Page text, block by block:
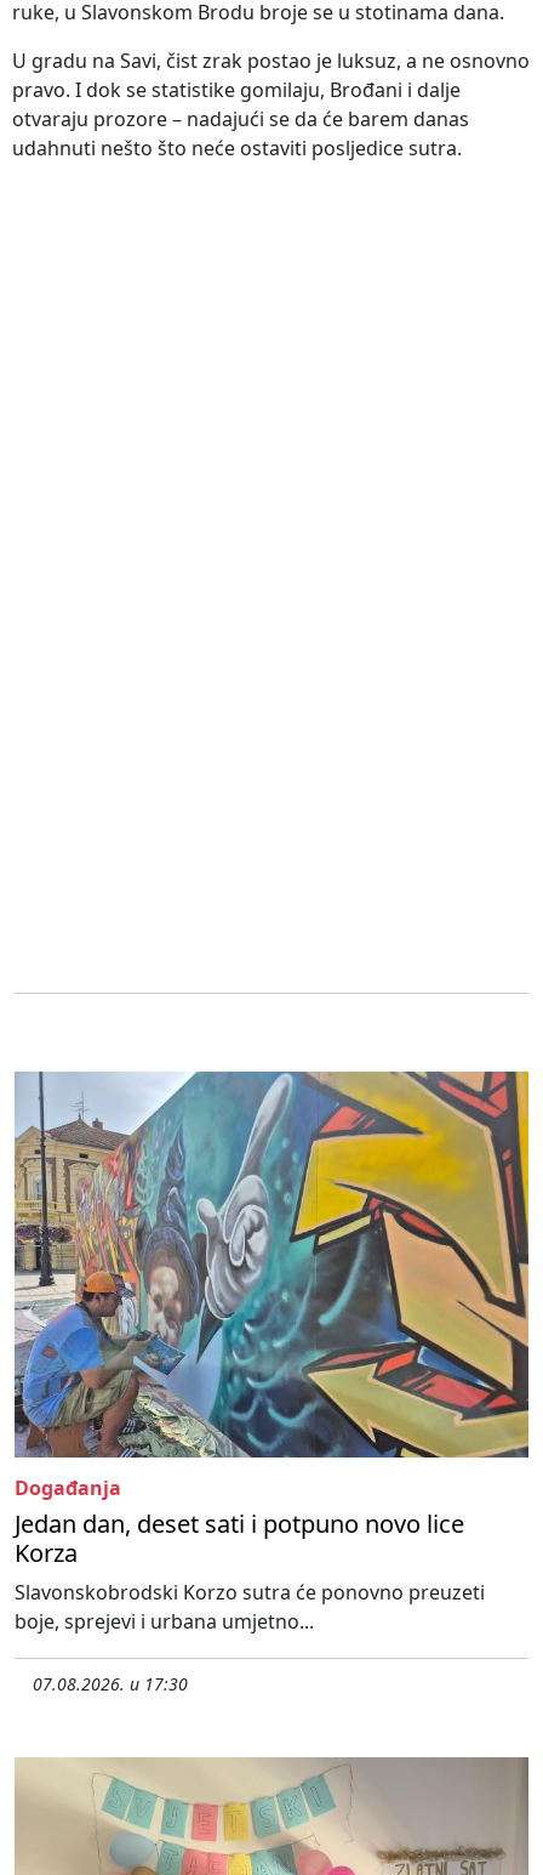
ruke, u Slavonskom Brodu broje se u stotinama dana.
U gradu na Savi, čist zrak postao je luksuz, a ne osnovno
pravo. I dok se statistike gomilaju, Brođani i dalje
otvaraju prozore – nadajući se da će barem danas
udahnuti nešto što neće ostaviti posljedice sutra.
Događanja
Jedan dan, deset sati i potpuno novo lice
Korza
Slavonskobrodski Korzo sutra će ponovno preuzeti
boje, sprejevi i urbana umjetno...
07.08.2026. u 17:30